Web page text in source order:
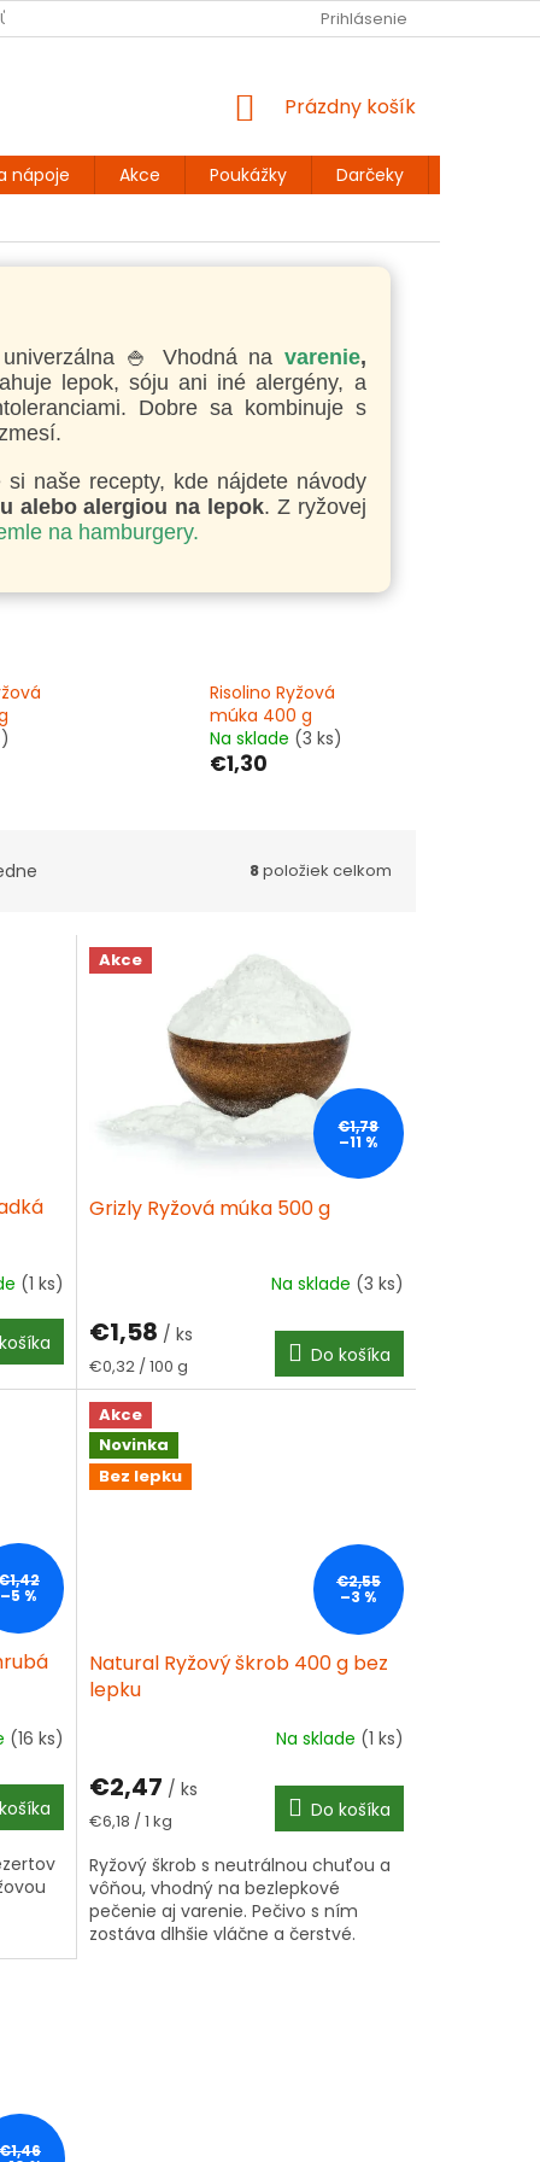
KONTAKT DOPRAVA A PLATBA
Prihlásenie
NÁKUPNÝ
Prázdny košík
nápoje Akce Poukážky Darčeky
🍚 Vhodná na varenie,
lepok, sóju ani iné alergény, a
Dobre sa kombinuje s
si naše recepty, kde nájdete návody
alebo alergiou na lepok. Z ryžovej
na hamburgery.
Risolino Ryžová
múka 400 g
Na sklade (3 ks)
€1,30
8položiek celkom
(1 ks)
Akce
€1,78
–11 %
Grizly Ryžová múka 500 g
Na sklade (3 ks)
€1,58 / ks
Jednotková
cena:
€0,32 / 100 g Do košíka
–5 %
(16 ks)
Akce
Novinka
Bez lepku
€2,55
–3 %
Natural Ryžový škrob 400 g bez
lepku
Na sklade (1 ks)
€2,47 / ks
Jednotková
€6,18 / 1 kg Do košíka
Ryžový škrob s neutrálnou chuťou a
vôňou, vhodný na bezlepkové
pečenie aj varenie. Pečivo s ním
zostáva dlhšie vláčne a čerstvé.